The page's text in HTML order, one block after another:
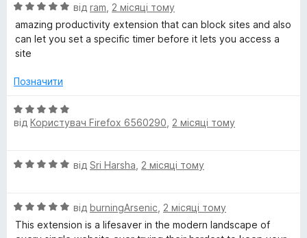
к
а
5
з
О
ц
н
а
з
5
від ram 2 місяці тому
amazing productivity extension that can block sites and also
can let you set a specific timer before it lets you access a
site
Позначити
О
ц
к
з
5
від Користувач Firefox 6560290 2 місяці тому
О
н
к
від Sri Harsha 2 місяці тому
О
ц
від burningArsenic 2 місяці тому
This extension is a lifesaver in the modern landscape of